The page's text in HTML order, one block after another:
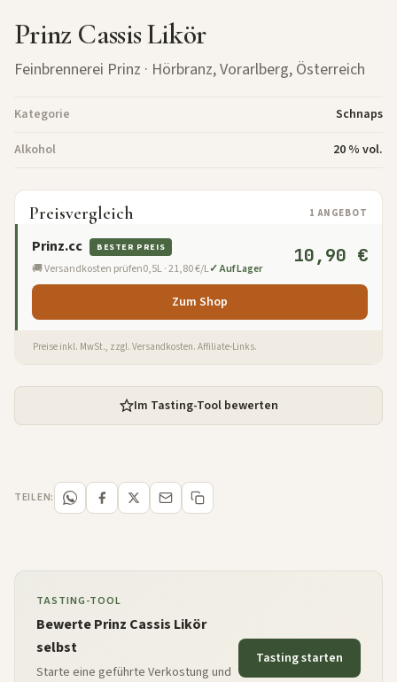
Prinz Cassis Likör
Feinbrennerei Prinz · Hörbranz, Vorarlberg, Österreich
Kategorie
Schnaps
Alkohol
20 % vol.
Preisvergleich 1 ANGEBOT
Prinz.cc BESTER PREIS
🚚 Versandkosten prüfen0,5L · 21,80 €/L✓ Auf Lager
10,90 €
Zum Shop
Preise inkl. MwSt., zzgl. Versandkosten. Affiliate-Links.
Im Tasting-Tool bewerten
TEILEN:
TASTING-TOOL
Bewerte Prinz Cassis Likör
selbst
Starte eine geführte Verkostung und
Tasting starten